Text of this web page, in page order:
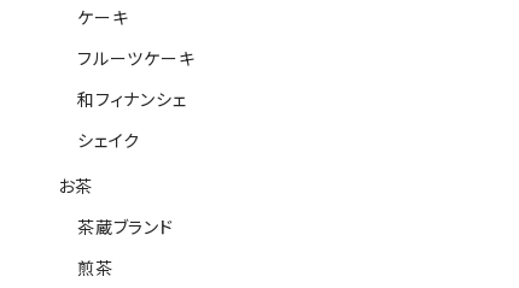
ケーキ
フルーツケーキ
和フィナンシェ
シェイク
お茶
茶蔵ブランド
煎茶